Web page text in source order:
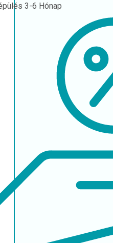
3-6 Hónap